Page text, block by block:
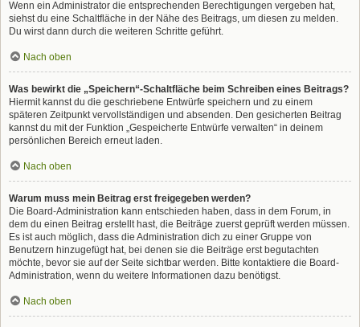
Wenn ein Administrator die entsprechenden Berechtigungen vergeben hat,
siehst du eine Schaltfläche in der Nähe des Beitrags, um diesen zu melden.
Du wirst dann durch die weiteren Schritte geführt.
Nach oben
Was bewirkt die „Speichern“-Schaltfläche beim Schreiben eines Beitrags?
Hiermit kannst du die geschriebene Entwürfe speichern und zu einem
späteren Zeitpunkt vervollständigen und absenden. Den gesicherten Beitrag
kannst du mit der Funktion „Gespeicherte Entwürfe verwalten“ in deinem
persönlichen Bereich erneut laden.
Nach oben
Warum muss mein Beitrag erst freigegeben werden?
Die Board-Administration kann entschieden haben, dass in dem Forum, in
dem du einen Beitrag erstellt hast, die Beiträge zuerst geprüft werden müssen.
Es ist auch möglich, dass die Administration dich zu einer Gruppe von
Benutzern hinzugefügt hat, bei denen sie die Beiträge erst begutachten
möchte, bevor sie auf der Seite sichtbar werden. Bitte kontaktiere die Board-
Administration, wenn du weitere Informationen dazu benötigst.
Nach oben